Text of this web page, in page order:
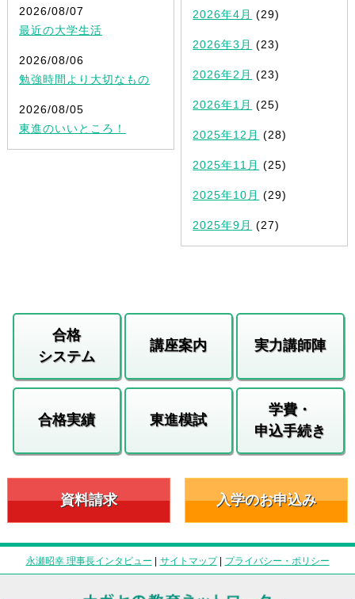
2026/08/07
最近の大学生活
2026/08/06
勉強時間より大切なもの
2026/08/05
東進のいいところ！
2026年4月 (29)
2026年3月 (23)
2026年2月 (23)
2026年1月 (25)
2025年12月 (28)
2025年11月 (25)
2025年10月 (29)
2025年9月 (27)
合格
システム
講座案内 実力講師陣
合格実績 東進模試
学費・
申込手続き
資料請求 入学のお申込み
永瀬昭幸 理事長インタビュー | サイトマップ| プライバシー・ポリシー